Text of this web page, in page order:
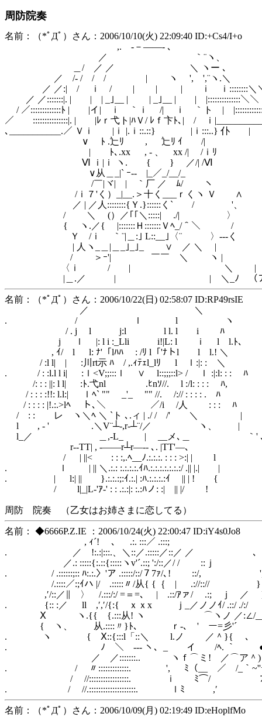
周防院奏
名前：（*ﾟДﾟ）さん：2006/10/10(火) 22:09:40 ID:+Cs4/I+o
,. -－――- ､
／ ｀¨ヽ、
＿/ ／ ／ ＼ ヽー ､
／ /‐ / / / | ヽ ', ',¨ヽ.＼
／ ／:| / ｉ / | | | ｉ ｉ::::::::＼
／ ／:::::::|. | | | _｣__ | | _｣__ | | |::::::::::::::＼＼
/ ／:::::::::::::ﾄ | |イ| ｉ ｀ｉ /| ｉ ｀ト |
／ :::::::::::::::|. | |ﾚｒ弋ト|ﾊＶ/ ﾚｆ卞ﾄ､| / ｉ
､___________.／ Ｖｉ |ｉ |.ｉ::.::} |ｉ:::..} 仆 |
∨ ﾄ .辷ﾘ , 辷ﾘ ｲ /|
| ﾄ､.xx , - 、 xx /| /ｉﾘ
Ⅵ ｉ|ｉ ヽ. { } ／/| /Ⅵ
∨从＿_|` ｰ-‐ |_／_/__/_
/￣|ヾ| | ｀厂 ／ ﾑ/ ヽ
/ｉ７'く）_|__.＞十く___ｒくヽ Ｖ ∧
／ | ／人::::::::{Ｙ.}::::::く` / '、
/ ＼ (）／｢｢＼:::::| ./| 〉
{ ヽ.／{ |:::::::Ｈ:::::::Ｖﾍ_/＾＼ /
Ｙ /ｉ ｀¨|＿:｣ L::__｣〈¨ 〉‐--く
| 人ヽ_＿|＿_｣_｣_ ∨ ／ ＼ |
/ ＞ｰ'| ￣￣ ＼ ヽ |
〈ｉ / | ＼ |
|＿.／ | | ＼_ﾉ （アニメ版お
名前：（*ﾟДﾟ）さん：2006/10/22(日) 02:58:07 ID:RP49rsIE
／ ＼
. / ｌ l ヽ
/ . j l j:l l l. l i ﾊ
j ｌ |: l i :_Lli i!|L: l ｉ l l.ﾄ､
, ｲ/ l l: ﾅ'「lﾊﾊ : /ﾘ l「'ﾅトl l l.! ＼
/ :l l| | :川rt示 ﾊ / ,.ｨﾃｪl_lﾘ l ｌ:|: : ＼
. / : :l.l l i| :ｌ<V;;:::ｌ ∨ l::;;;::l> / ｌ :|:l: : : ﾊ
/: : : ||: l l| :ﾄ.弋nl .ﾋnｿ//. l :/l: : : : ﾊ,
/ : : : :!!: l.l:| ｌﾍ` "" _'_ "" //. /:// : : : : . ﾊ
/ : : : : |!.:.>lﾍ ト､＼ ／/i /人 : : : ﾊ
/ : : レ ヽ＼ﾍ ＼ `ト ､.ィ | ./ / /' ＼ |
l , - ' .＼V¨┴-,r-┴¨/／ ヽ、 |
l_／ ＿,-L_ | __メ､＿ ｀' ､
r‐‐TT| , -――r┴r―‐- ､. |TT'―､
/ | ||< : : :,.ﾍ__ﾉ.:.:.:. : : : >:| | l
. ｌ | || ＼.:.: :.:.:.:.ｲﾊ.:.:.:.:.:.:.:/ .|| |.| |
. | l:| || }.:.:.:;:ｲ.:.| :ﾊ.:.:.:.:ｲ || | ! {
/ l|_|L-'ｱ‐' : : .:.:|: :.:ﾊノ: :| || |/ !
周防 院奏 （乙女はお姉さまに恋してる）
名前： ◆6666P.Z.IE ：2006/10/24(火) 22:00:47 ID:iY4s0Jo8
, ｨ´! 、 .:. :::／ .:::;
. ／ !:.:|:::.、＼::／.:::::／::／ ／ ､
／.: :::::{:.::{:::::ヽv'´.::; ':/::／/ / ::ｊ
. / .::::::;:: ﾊ:.:.〉'ア .:::::/::/７7ｧ/､! ::/,
/.::::／:;ｲハ |/ .:::::〃/从{ {｛ | .://::// }
,′/::／∥ 〉 /.:::/:/ =＝=､ | .::/ｱァ/ .:; ｊ ／
. {:: :／ ll ,′,′/{:{ ｘｘx ｊ_／ノノｲ/ .::/
Ⅹ ヽ.{{ {.:::从! ヽ ⌒ヽノ ／:∠/__:::
{ ヽ、 从.::::〃}ﾄ､ ｒ-､ ' ー=彡'´
. ヽ { Ⅹ::{:::l「::＼ l.ノ ／＾}{
. ﾉ ＼ -‐- ヽ、_ イ /ﾍ. ｀ ●
／ ／:::::::.. ヽｆ⌒ミ! ／⌒ア＾)
. / 〃:::::::::::::. ', ﾐ（__ ／ /_｀~''
/ //:::::::::::::::::. ｉ ﾐ⌒/ ￣ﾌ
. / //.::::::::::::::::::::. ｌﾐ ,′
名前：（*ﾟДﾟ）さん：2006/10/09(月) 02:19:49 ID:eHoplfMo